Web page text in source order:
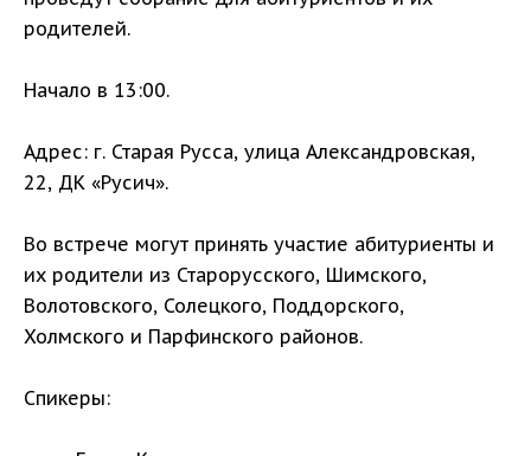
родителей.
Начало в 13:00.
Адрес: г. Старая Русса, улица Александровская,
22, ДК «Русич».
Во встрече могут принять участие абитуриенты и
их родители из Старорусского, Шимского,
Волотовского, Солецкого, Поддорского,
Холмского и Парфинского районов.
Спикеры: